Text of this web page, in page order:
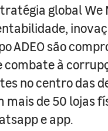
global We
ADEO são
à
no centro das
de 50 lojas
e app.